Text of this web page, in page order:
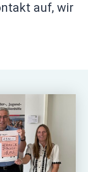
auf, wir